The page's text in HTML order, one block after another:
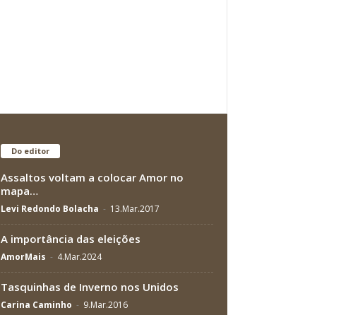
Do editor
Assaltos voltam a colocar Amor no
mapa…
Levi Redondo Bolacha - 13.Mar.2017
A importância das eleições
AmorMais - 4.Mar.2024
Tasquinhas de Inverno nos Unidos
Carina Caminho - 9.Mar.2016